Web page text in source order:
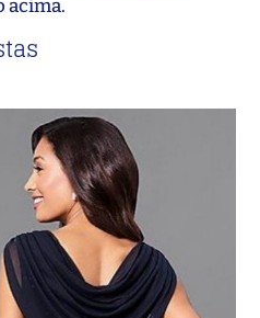
acima.